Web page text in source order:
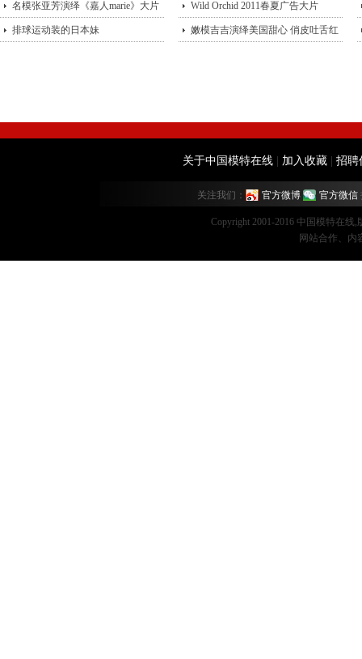
型？ 街头
名模张亚芳演绎《嘉人marie》大片 Wild Orchid 2011春夏广告大片
排球运动装的日本妹 嫩模吉吉演绎美国甜心 俏皮吐舌红
关于中国模特在线 加入收藏 招聘
关注我们： 官方微博 官方微信
Copyright 2001-2016 中国模特在线
网站合作、内